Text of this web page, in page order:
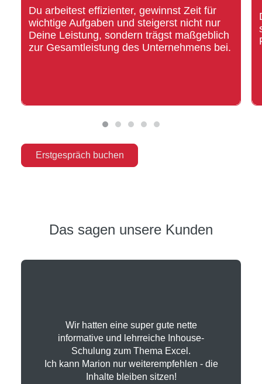
Du arbeitest effizienter, gewinnst Zeit für
wichtige Aufgaben und steigerst nicht nur
Deine Leistung, sondern trägst maßgeblich
zur Gesamtleistung des Unternehmens bei.
Erstgespräch buchen
Das sagen unsere Kunden
Wir hatten eine super gute nette
informative und lehrreiche Inhouse-
Schulung zum Thema Excel.
Ich kann Marion nur weiterempfehlen - die
Inhalte bleiben sitzen!